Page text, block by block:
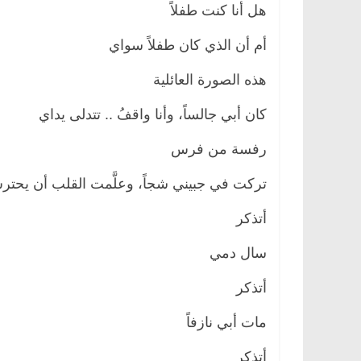
هل أنا كنت طفلاً
أم أن الذي كان طفلاً سواي
هذه الصورة العائلية
كان أبي جالساً، وأنا واقفُ .. تتدلى يداي
رفسة من فرس
تركت في جبيني شجاً، وعلَّمت القلب أن
أتذكر
سال دمي
أتذكر
مات أبي نازفاً
أتذكر